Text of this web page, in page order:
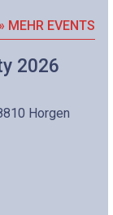
» MEHR EVENTS
2026
Horgen